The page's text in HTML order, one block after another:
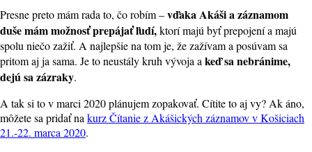
Presne preto mám rada to, čo robím –vďaka Akáši a záznamom
duše mám možnosť prepájať ľudí,ktorí majú byť prepojení a majú
spolu niečo zažiť. A najlepšie na tom je, že zažívam a posúvam sa
pritom aj ja sama. Je to neustály kruh vývoja akeď sa nebránime,
dejú sa zázraky.
A tak si to v marci 2020 plánujem zopakovať. Cítite to aj vy? Ak áno,
môžete sa pridať nakurz Čítanie z Akášických záznamov v Košiciach
21.-22. marca 2020.